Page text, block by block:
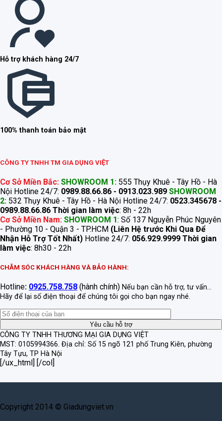
Hỗ trợ khách hàng 24/7
100% thanh toán bảo mật
CÔNG TY TNHH TM GIA DỤNG VIỆT
Cơ Sở Miền Bắc: SHOWROOM 1: 555 Thụy Khuê - Tây Hồ - Hà
Nội Hotline 24/7: 0989.88.66.86 - 0913.023.989 SHOWROOM
2: 532 Thụy Khuê - Tây Hồ - Hà Nội Hotline 24/7: 0523.345678 -
0989.88.66.86 Thời gian làm việc: 8h - 22h
Cơ Sở Miền Nam: SHOWROOM 1: Số 137 Nguyễn Phúc Nguyên
- Phường 10 - Quận 3 - TP.HCM (Liên Hệ trước Khi Qua Để
Nhận Hỗ Trợ Tốt Nhất) Hotline 24/7: 056.929.9999 Thời gian
làm việc: 8h30 - 22h
CHĂM SÓC KHÁCH HÀNG VÀ BẢO HÀNH:
Hotline: 0925.758.758 (hành chính) Nếu bạn cần hỗ trợ, tư vấn...
Hãy để lại số điện thoại để chúng tôi gọi cho bạn ngay nhé.
CÔNG TY TNHH THƯƠNG MẠI GIA DỤNG VIỆT
MST: 0105994366. Địa chỉ: Số 15 ngõ 121 phố Trung Kiên, phường
Tây Tựu, TP Hà Nội
[/ux_html] [/col]
Copyright 2014 © Giadungviet.vn